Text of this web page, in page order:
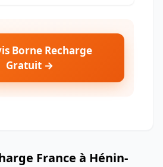
Borne Recharge
Gratuit →
France à Hénin-